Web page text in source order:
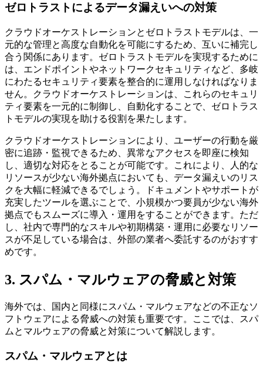
ゼロトラストによるデータ漏えいへの対策
クラウドオーケストレーションとゼロトラストモデルは、一
元的な管理と高度な自動化を可能にするため、互いに補完し
合う関係にあります。ゼロトラストモデルを実現するために
は、エンドポイントやネットワークセキュリティなど、多岐
にわたるセキュリティ要素を整合的に運用しなければなりま
せん。クラウドオーケストレーションは、これらのセキュリ
ティ要素を一元的に制御し、自動化することで、ゼロトラス
トモデルの実現を助ける役割を果たします。
クラウドオーケストレーションにより、ユーザーの行動を厳
密に追跡・監視できるため、異常なアクセスを即座に検知
し、適切な対応をとることが可能です。これにより、人的な
リソースが少ない海外拠点においても、データ漏えいのリス
クを大幅に軽減できるでしょう。ドキュメントやサポートが
充実したツールを選ぶことで、小規模かつ要員が少ない海外
拠点でもスムーズに導入・運用をすることができます。ただ
し、社内で専門的なスキルや初期構築・運用に必要なリソー
スが不足している場合は、外部の業者へ委託するのがおすす
めです。
3. スパム・マルウェアの脅威と対策
海外では、国内と同様にスパム・マルウェアなどの不正なソ
フトウェアによる脅威への対策も重要です。ここでは、スパ
ムとマルウェアの脅威と対策について解説します。
スパム・マルウェアとは